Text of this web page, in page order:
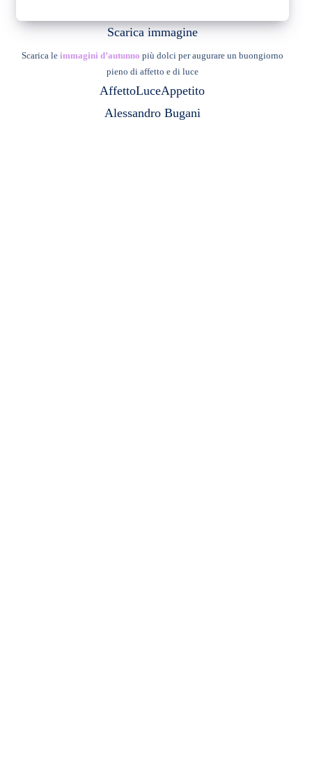
Scarica immagine
Scarica le immagini d’autunno più dolci per augurare un buongiorno
pieno di affetto e di luce
AffettoLuceAppetito
Alessandro Bugani